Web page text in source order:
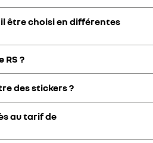
toi”.
livrées présentées lors du live
sur votre page R5 Turbo 3E
programme de personnalisation sur-
large vous sera proposé.
être choisi en différentes
D'autres motifs
compris presque tout sera
le programme de
RS ?
RS sur le véhicule si vous le
des stickers ?
pour personnaliser l’extérieur de
au tarif de